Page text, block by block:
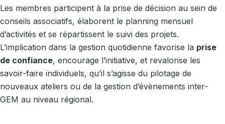
Les membres participent à la prise de décision au sein de
conseils associatifs, élaborent le planning mensuel
d’activités et se répartissent le suivi des projets.
L’implication dans la gestion quotidienne favorise la prise
de confiance, encourage l’initiative, et revalorise les
savoir-faire individuels, qu’il s’agisse du pilotage de
nouveaux ateliers ou de la gestion d’évènements inter-
GEM au niveau régional.